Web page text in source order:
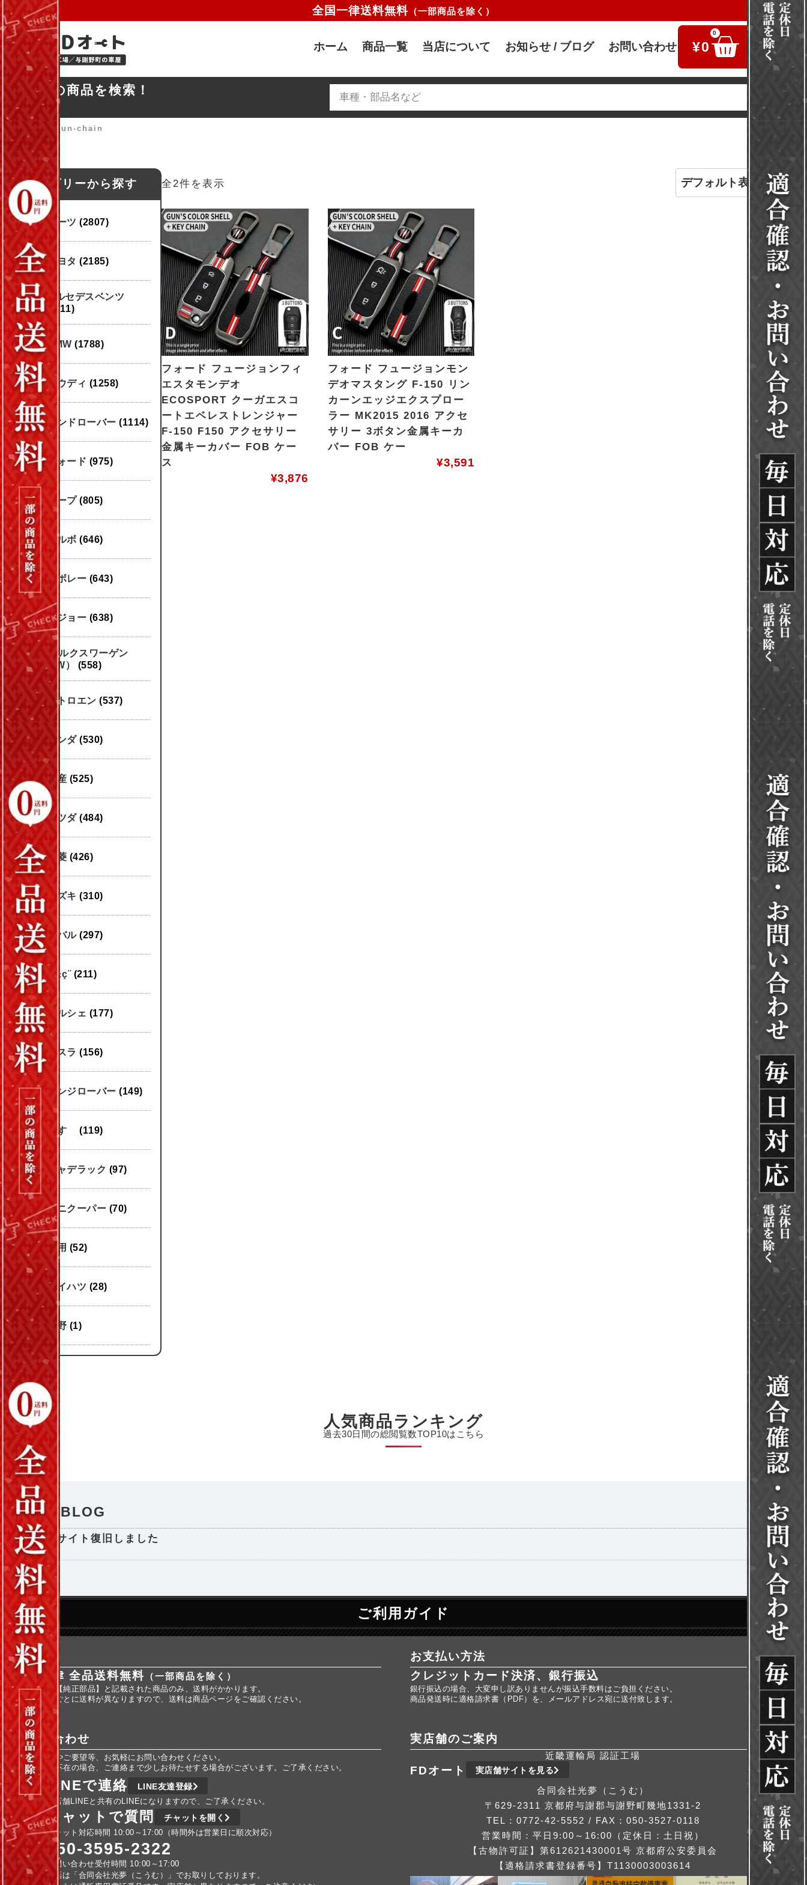
全国一律送料無料 （一部商品を除く）
ホーム 商品一覧 当店について お知らせ / ブログ お問い合わせ ¥0
0
お探しの商品を検索！
ホーム » D3-gun-chain
カテゴリーから探す
パーツ (2807)
トヨタ (2185)
メルセデスベンツ
(1911)
BMW (1788)
アウディ (1258)
ランドローバー (1114)
フォード (975)
ジープ (805)
ボルボ (646)
シボレー (643)
プジョー (638)
フォルクスワーゲン
（VW） (558)
シトロエン (537)
ホンダ (530)
日産 (525)
マツダ (484)
三菱 (426)
スズキ (310)
スバル (297)
æ±ç¨ (211)
ポルシェ (177)
テスラ (156)
レンジローバー (149)
いすゞ (119)
キャデラック (97)
ミニクーパー (70)
汎用 (52)
ダイハツ (28)
日野 (1)
全2件を表示
フォード フュージョンフィ
エスタモンデオ
ECOSPORT クーガエスコ
ートエベレストレンジャー
F-150 F150 アクセサリー
金属キーカバー FOB ケー
ス
¥3,876
フォード フュージョンモン
デオマスタング F-150 リン
カーンエッジエクスプロー
ラー MK2015 2016 アクセ
サリー 3ボタン金属キーカ
バー FOB ケー
¥3,591
人気商品ランキング
過去30日間の総閲覧数TOP10はこちら
NEWS / BLOG
2025-08-29 サイト復旧しました
一覧を見る
ご利用ガイド
送料
全国一律 全品送料無料 （一部商品を除く）
※商品名に【純正部品】と記載された商品のみ、送料がかかります。
※純正部品ごとに送料が異なりますので、送料は商品ページをご確認ください。
お支払い方法
クレジットカード決済、銀行振込
銀行振込の場合、大変申し訳ありませんが振込手数料はご負担ください。
商品発送時に適格請求書（PDF）を、メールアドレス宛に送付致します。
お問い合わせ
ご不明な点やご要望等、お気軽にお問い合わせください。
車検などで不在の場合、ご連絡まで少しお待たせする場合がございます。ご了承ください。
LINEで連絡 LINE友達登録
実店舗LINEと共有のLINEになりますので、ご了承ください。
チャットで質問 チャットを開く
チャット対応時間 10:00～17:00（時間外は営業日に順次対応）
050-3595-2322
お問い合わせ受付時間 10:00～17:00
電話は「合同会社光夢（こうむ）」でお取りしております。
実店舗のご案内
近畿運輸局 認証工場
FDオート 実店舗サイトを見る
合同会社光夢（こうむ）
〒629-2311 京都府与謝郡与謝野町幾地1331-2
TEL：0772-42-5552 / FAX：050-3527-0118
営業時間：平日9:00～16:00（定休日：土日祝）
【古物許可証】第612621430001号 京都府公安委員会
【適格請求書登録番号】T1130003003614